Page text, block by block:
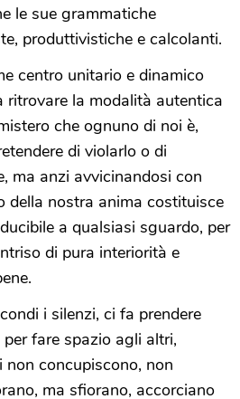
le sue grammatiche
produttivistiche e calcolanti.
centro unitario e dinamico
ritrovare la modalità autentica
che ognuno di noi è,
di violarlo o di
ma anzi avvicinandosi con
della nostra anima costituisce
a qualsiasi sguardo, per
di pura interiorità e
i silenzi, ci fa prendere
fare spazio agli altri,
concupiscono, non
ma sfiorano, accorciano